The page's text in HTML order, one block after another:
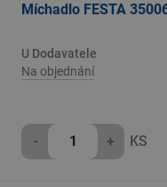
Míchadlo FESTA
U Dodavatele
Na objednání
- + KS